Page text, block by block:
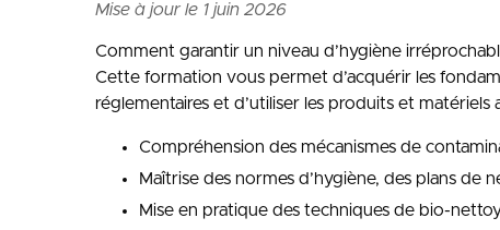
Mise à jour le 1 juin 2026
Comment garantir un niveau d’hygiène
Cette formation vous permet d’acquérir les
réglementaires et d’utiliser les produits et
Compréhension des mécanismes de
Maîtrise des normes d’hygiène, des plans de
Mise en pratique des techniques de bio-